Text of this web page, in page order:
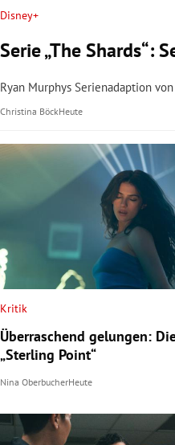
Disney+
Serie „The Shards“:
Ryan Murphys Serienadaption
Christina BöckHeute
Kritik
Überraschend gelungen:
„Sterling Point“
Nina OberbucherHeute